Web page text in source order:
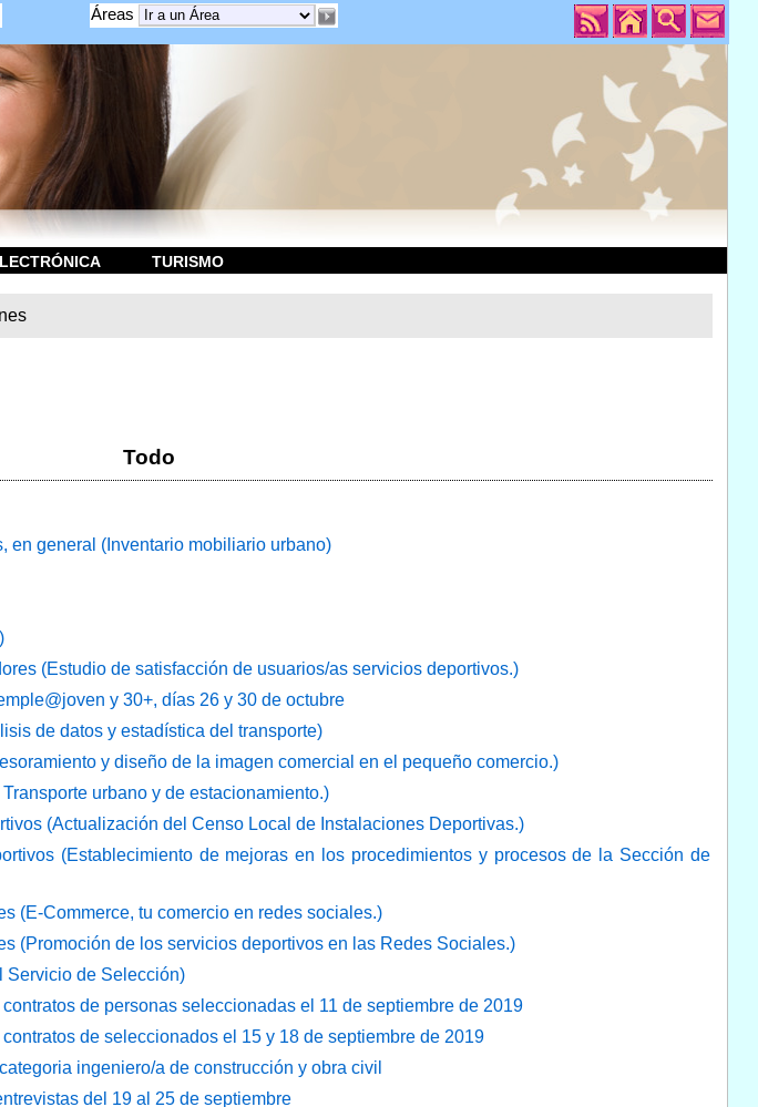
Áreas
TURISMO
Todo
en general (Inventario mobiliario urbano)
(Estudio de satisfacción de usuarios/as servicios deportivos.)
y 30+, días 26 y 30 de octubre
de datos y estadística del transporte)
y diseño de la imagen comercial en el pequeño comercio.)
urbano y de estacionamiento.)
(Actualización del Censo Local de Instalaciones Deportivas.)
(Establecimiento de mejoras en los procedimientos y procesos de la Sección de
(E-Commerce, tu comercio en redes sociales.)
(Promoción de los servicios deportivos en las Redes Sociales.)
Servicio de Selección)
de personas seleccionadas el 11 de septiembre de 2019
de seleccionados el 15 y 18 de septiembre de 2019
ingeniero/a de construcción y obra civil
del 19 al 25 de septiembre